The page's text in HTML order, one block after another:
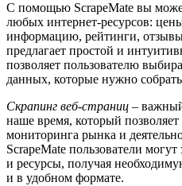
С помощью ScrapeMate вы
любых интернет-ресурсов:
информацию, рейтинги,
предлагает простой и
позволяет пользователю
данных, которые нужно
Скрапинг веб-страниц –
наше время, который
мониторинга рынка и
ScrapeMate пользователи
и ресурсы, получая
и в удобном формате.